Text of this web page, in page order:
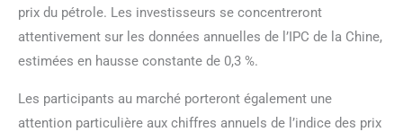
prix du pétrole. Les investisseurs se concentreront
attentivement sur les données annuelles de l’IPC de la Chine,
estimées en hausse constante de 0,3 %.
Les participants au marché porteront également une
attention particulière aux chiffres annuels de l’indice des prix